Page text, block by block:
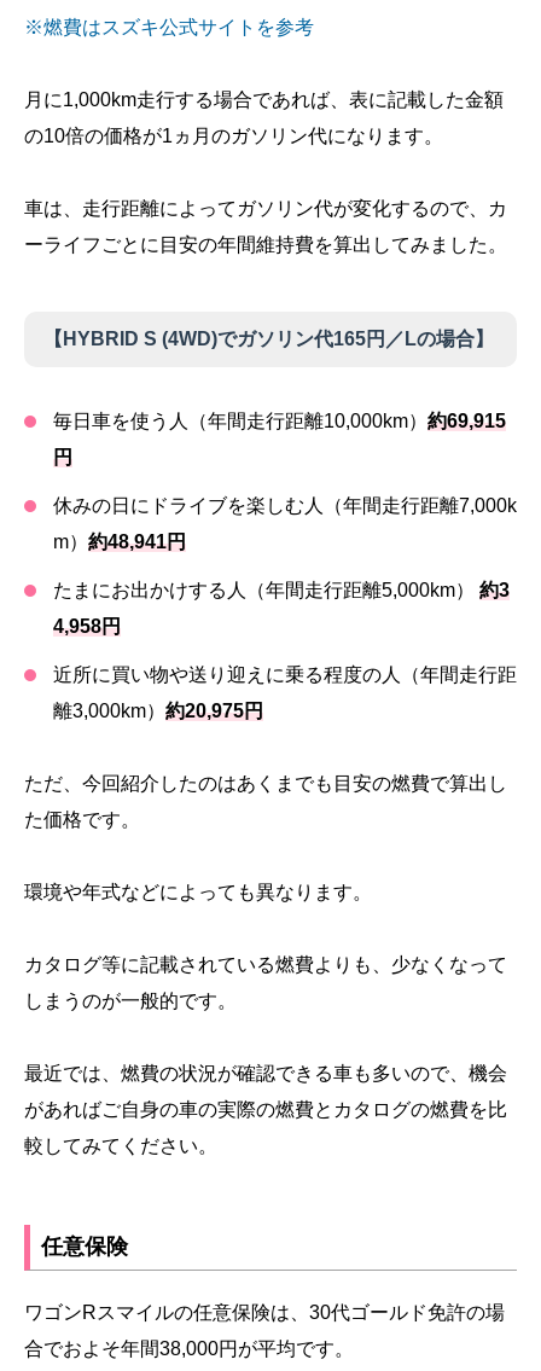
※燃費はスズキ公式サイトを参考
月に1,000km走行する場合であれば、表に記載した金額
の10倍の価格が1ヵ月のガソリン代になります。
車は、走行距離によってガソリン代が変化するので、カ
ーライフごとに目安の年間維持費を算出してみました。
【HYBRID S (4WD)でガソリン代165円／Lの場合】
毎日車を使う人（年間走行距離10,000km） 約69,915
円
休みの日にドライブを楽しむ人（年間走行距離7,000k
m） 約48,941円
たまにお出かけする人（年間走行距離5,000km） 約3
4,958円
近所に買い物や送り迎えに乗る程度の人（年間走行距
離3,000km） 約20,975円
ただ、今回紹介したのはあくまでも目安の燃費で算出し
た価格です。
環境や年式などによっても異なります。
カタログ等に記載されている燃費よりも、少なくなって
しまうのが一般的です。
最近では、燃費の状況が確認できる車も多いので、機会
があればご自身の車の実際の燃費とカタログの燃費を比
較してみてください。
任意保険
ワゴンRスマイルの任意保険は、30代ゴールド免許の場
合でおよそ年間38,000円が平均です。